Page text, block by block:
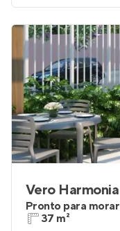
Vero Harmonia
Pronto para morar
37 m²